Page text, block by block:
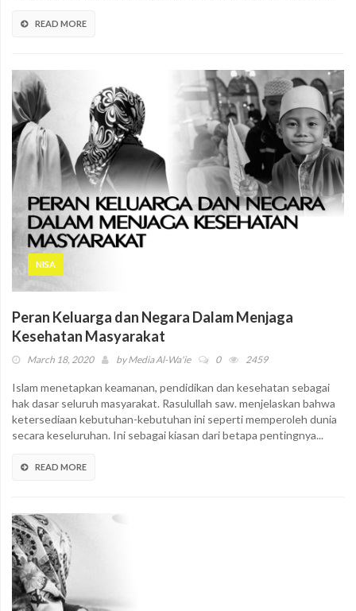
READ MORE
NISA
Peran Keluarga dan Negara Dalam Menjaga
Kesehatan Masyarakat
March 18, 2020 byMedia Al-Wa'ie 0 2459
Islam menetapkan keamanan, pendidikan dan kesehatan sebagai
hak dasar seluruh masyarakat. Rasulullah saw. menjelaskan bahwa
ketersediaan kebutuhan-kebutuhan ini seperti memperoleh dunia
secara keseluruhan. Ini sebagai kiasan dari betapa pentingnya...
READ MORE